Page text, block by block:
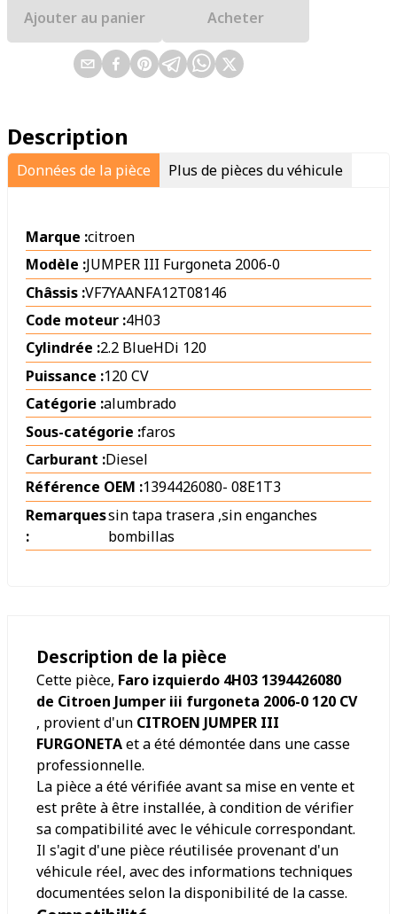
Ajouter au panier Acheter
Description
Données de la pièce Plus de pièces du véhicule
Marque :citroen
Modèle :JUMPER III Furgoneta 2006-0
Châssis :VF7YAANFA12T08146
Code moteur :4H03
Cylindrée :2.2 BlueHDi 120
Puissance :120 CV
Catégorie :alumbrado
Sous-catégorie :faros
Carburant :Diesel
Référence OEM :1394426080- 08E1T3
Remarques
:
sin tapa trasera ,sin enganches
bombillas
Description de la pièce
Cette pièce, Faro izquierdo 4H03 1394426080
de Citroen Jumper iii furgoneta 2006-0 120 CV
, provient d'un CITROEN JUMPER III
FURGONETAet a été démontée dans une casse
professionnelle.
La pièce a été vérifiée avant sa mise en vente et
est prête à être installée, à condition de vérifier
sa compatibilité avec le véhicule correspondant.
Il s'agit d'une pièce réutilisée provenant d'un
véhicule réel, avec des informations techniques
documentées selon la disponibilité de la casse.